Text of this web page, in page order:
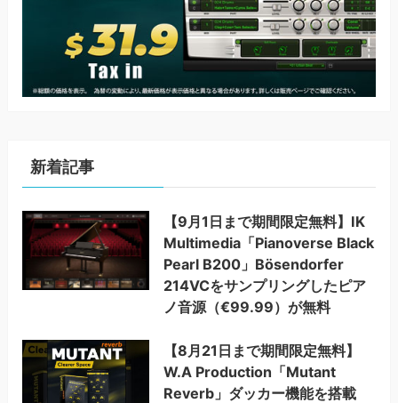
新着記事
【9月1日まで期間限定無料】IK
Multimedia「Pianoverse Black
Pearl B200」Bösendorfer
214VCをサンプリングしたピア
ノ音源（€99.99）が無料
【8月21日まで期間限定無料】
W.A Production「Mutant
Reverb」ダッカー機能を搭載